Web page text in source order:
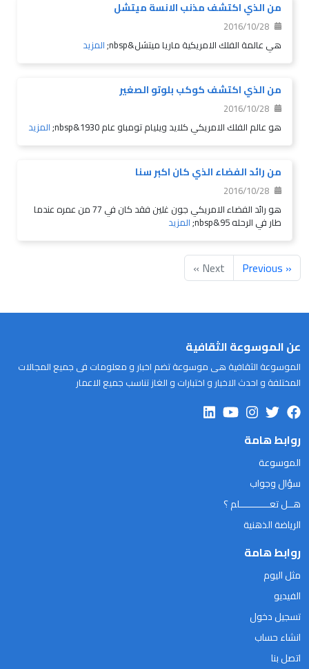
من الذي اكتشف مذنب الانسة ميتشل
2016/10/28
هي عالمة الفلك الامريكية ماريا ميتشل&nbsp;
المزيد
من الذي اكتشف كوكب بلوتو الصغير
2016/10/28
هو عالم الفلك الامريكي كلايد ويليام تومباو عام 1930&nbsp;
المزيد
من رائد الفضاء الذي كان اكبر سنا
2016/10/28
هو رائد الفضاء الامريكي جون غلين فقد كان في 77 من عمره عندما
طار في الرحله 95&nbsp; المزيد
« Previous
Next »
عن الموسوعة الثقافية
الموسوعة الثقافية هى موسوعة تضم اخبار و معلومات فى جميع المجالات
المختلفة و احدث الاخبار و اختبارات و الغاز تناسب جميع الاعمار
روابط هامة
الموسوعة
سؤال وجواب
هــل تعـــــــــــلم ؟
الرياضة الذهنية
روابط هامة
مثل اليوم
الفيديو
تسجيل دخول
انشاء حساب
اتصل بنا